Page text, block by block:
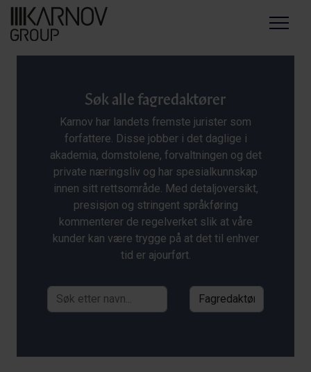
Menu
Søk alle fagredaktører
Karnov har landets fremste jurister som
forfattere. Disse jobber i det daglige i
akademia, domstolene, forvaltningen og det
private næringsliv og har spesialkunnskap
innen sitt rettsområde. Med detaljoversikt,
presisjon og stringent språkføring
kommenterer de regelverket slik at våre
kunder kan være trygge på at det til enhver
tid er ajourført.